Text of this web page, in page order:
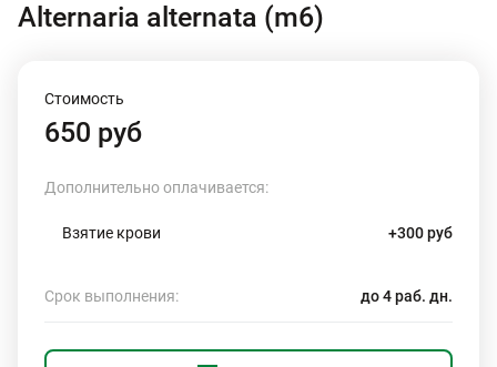
Alternaria alternata (m6)
Стоимость
650 руб
Дополнительно оплачивается:
Взятие крови +300 руб
Срок выполнения: до 4 раб. дн.